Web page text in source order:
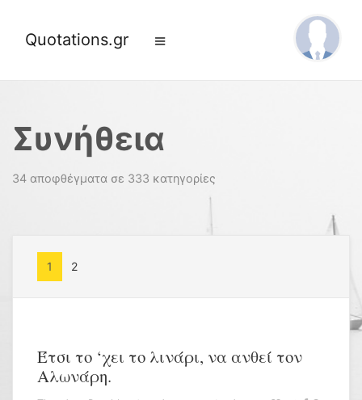
Quotations.gr
Συνήθεια
34 αποφθέγματα σε 333 κατηγορίες
1 2
Έτσι το ‘χει το λινάρι, να ανθεί τον
Αλωνάρη.